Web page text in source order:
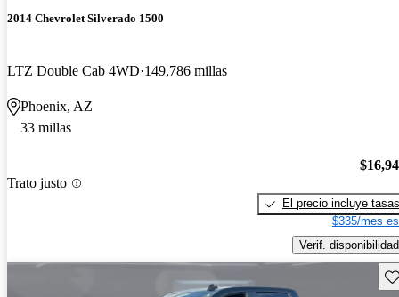
2014 Chevrolet Silverado 1500
LTZ Double Cab 4WD 149,786 millas
Phoenix, AZ
33 millas
Trato justo
El precio incluye tasas
$335/mes
Verif. disponibilidad